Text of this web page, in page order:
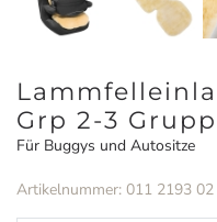
Grp 2-3
Für Buggys und Autositze
Artikelnummer: 011 2193